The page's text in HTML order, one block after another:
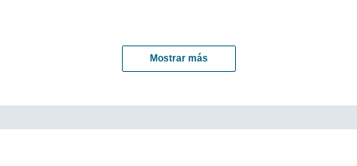
Mostrar más